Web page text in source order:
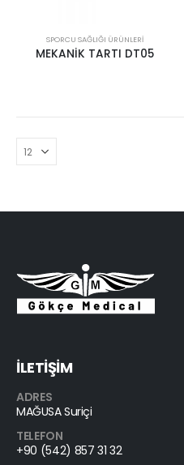
SPORCU SAĞLIĞI ÜRÜNLERI
MEKANİK TARTI DT05
İLETİŞİM
ADRES
MAĞUSA Suriçi
TELEFON
+90 (542) 857 31 32